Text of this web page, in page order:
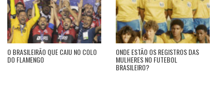
O BRASILEIRÃO QUE CAIU NO COLO
DO FLAMENGO
ONDE ESTÃO OS REGISTROS DAS
MULHERES NO FUTEBOL
BRASILEIRO?